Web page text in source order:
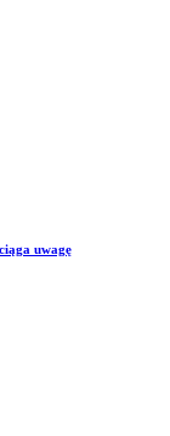
uwagę